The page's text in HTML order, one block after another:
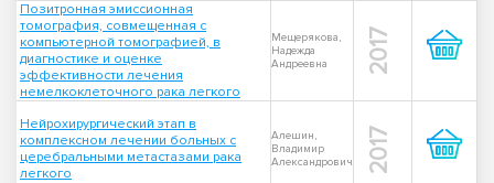
Позитронная эмиссионная
томография, совмещенная с
компьютерной томографией, в
диагностике и оценке
эффективности лечения
немелкоклеточного рака легкого
Мещерякова,
Надежда
Андреевна
2017
Нейрохирургический этап в
комплексном лечении больных с
церебральными метастазами рака
легкого
Алешин,
Владимир
Александрович
2017